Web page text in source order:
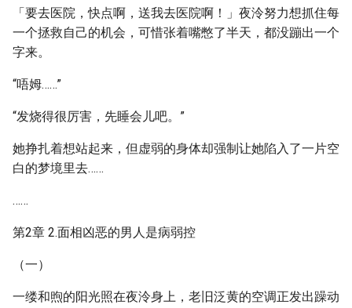
「要去医院，快点啊，送我去医院啊！」夜泠努力想抓住每
一个拯救自己的机会，可惜张着嘴憋了半天，都没蹦出一个
字来。
“唔姆……”
“发烧得很厉害，先睡会儿吧。”
她挣扎着想站起来，但虚弱的身体却强制让她陷入了一片空
白的梦境里去……
……
第2章 2.面相凶恶的男人是病弱控
（一）
一缕和煦的阳光照在夜泠身上，老旧泛黄的空调正发出躁动